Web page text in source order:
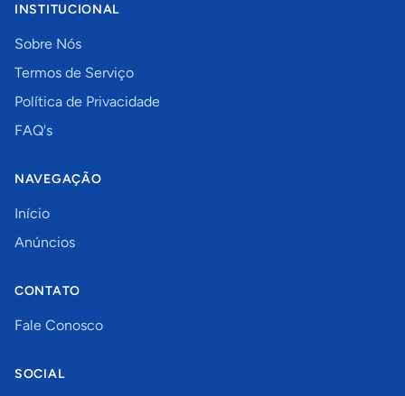
INSTITUCIONAL
Sobre Nós
Termos de Serviço
Política de Privacidade
FAQ's
NAVEGAÇÃO
Início
Anúncios
CONTATO
Fale Conosco
SOCIAL